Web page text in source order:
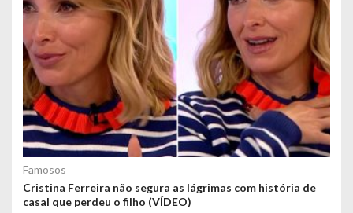
Famosos
Cristina Ferreira não segura as lágrimas com história de
casal que perdeu o filho (VÍDEO)